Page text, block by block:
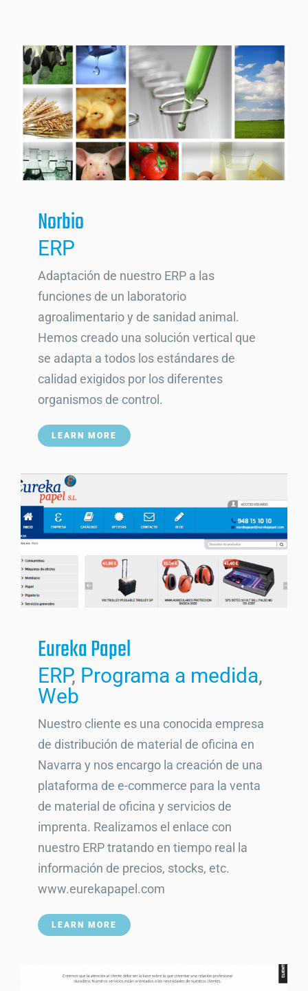
Norbio
ERP
Adaptación de nuestro ERP a las
funciones de un laboratorio
agroalimentario y de sanidad animal.
Hemos creado una solución vertical que
se adapta a todos los estándares de
calidad exigidos por los diferentes
organismos de control.
LEARN MORE
Eureka Papel
ERP, Programa a medida,
Web
Nuestro cliente es una conocida empresa
de distribución de material de oficina en
Navarra y nos encargo la creación de una
plataforma de e-commerce para la venta
de material de oficina y servicios de
imprenta. Realizamos el enlace con
nuestro ERP tratando en tiempo real la
información de precios, stocks, etc.
www.eurekapapel.com
LEARN MORE